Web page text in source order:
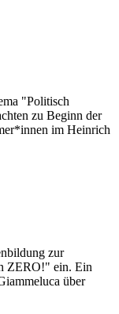
"Politisch
zu Beginn der
im Heinrich
zur
ZERO!" ein. Ein
über